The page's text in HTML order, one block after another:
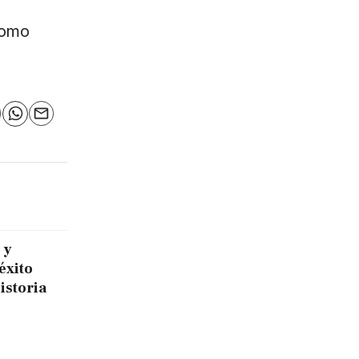
WhatsApp
Email
y